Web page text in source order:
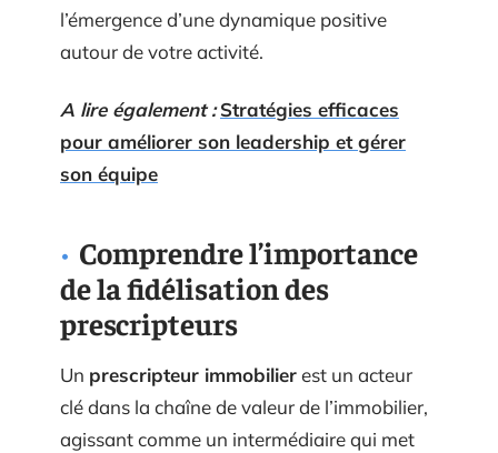
l’émergence d’une dynamique positive
autour de votre activité.
A lire également : Stratégies efficaces
pour améliorer son leadership et gérer
son équipe
Comprendre l’importance
de la fidélisation des
prescripteurs
Un prescripteur immobilierest un acteur
clé dans la chaîne de valeur de l’immobilier,
agissant comme un intermédiaire qui met